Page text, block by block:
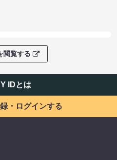
閲覧する
IDとは
・ログインする